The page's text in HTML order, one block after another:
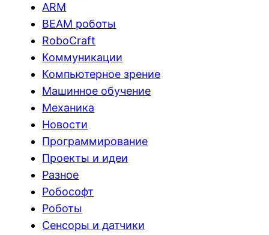
ARM
BEAM роботы
RoboCraft
Коммуникации
Компьютерное зрение
Машинное обучение
Механика
Новости
Программирование
Проекты и идеи
Разное
Робософт
Роботы
Сенсоры и датчики